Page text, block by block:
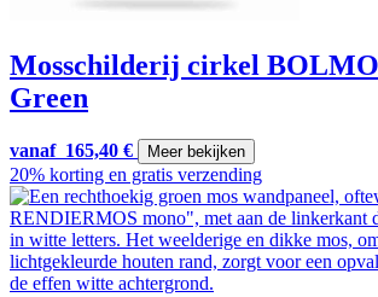
Mosschilderij cirkel
Green
vanaf 165,40 € Meer bekijken
20% korting en gratis verzending